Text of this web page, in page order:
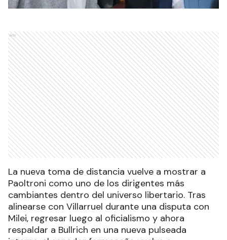
Ads
La nueva toma de distancia vuelve a mostrar a
Paoltroni como uno de los dirigentes más
cambiantes dentro del universo libertario. Tras
alinearse con Villarruel durante una disputa con
Milei, regresar luego al oficialismo y ahora
respaldar a Bullrich en una nueva pulseada